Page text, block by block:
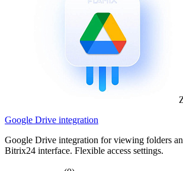
Google Drive integration
Google Drive integration for viewing folders
Bitrix24 interface. Flexible access settings.